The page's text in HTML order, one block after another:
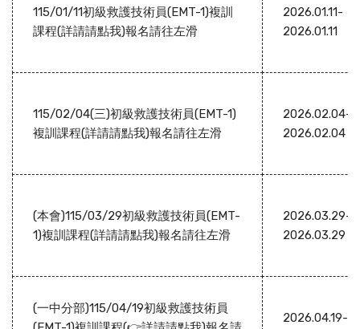
115/01/11初級救護技術員(EMT-1)複訓
課程(詳請請點我)報名請往左滑
2026.01.11-
2026.01.11
115/02/04(三)初級救護技術員(EMT-1)
複訓課程(詳請請點我)報名請往左滑
2026.02.04-
2026.02.04
(本會)115/03/29初級救護技術員(EMT-
1)複訓課程(詳請請點我)報名請往左滑
2026.03.29-
2026.03.29
(一中分部)115/04/19初級救護技術員
2026.04.19-